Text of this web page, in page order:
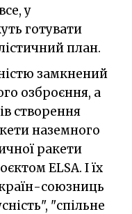
у
готувати
план.
замкнений
озброєння, а
створення
наземного
ракети
ELSA. І їх
союзниць
"спільне